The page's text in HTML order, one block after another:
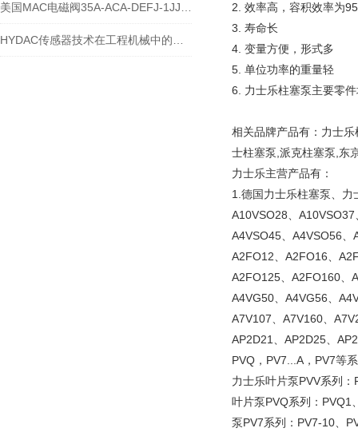
2. 效率高，容积效率为
3. 寿命长
4. 变量方便，形式多
5. 单位功率的重量轻
6. 力士乐柱塞泵主要零
相关品牌产品有：力士
士柱塞泵,派克柱塞泵,东
力士乐主营产品有：
1.德国力士乐柱塞泵、
A10VSO28、
A4VSO45、A4VSO56
A2FO12、A2FO16、
A2FO125、A2FO160、
A4VG50、A4VG56、
A7V107、A7V160、
AP2D21、AP2D25、
PVQ，PV7...A，PV7等
力士乐叶片泵PVV系列
叶片泵PVQ系列：PVQ1
泵PV7系列：PV7-10、